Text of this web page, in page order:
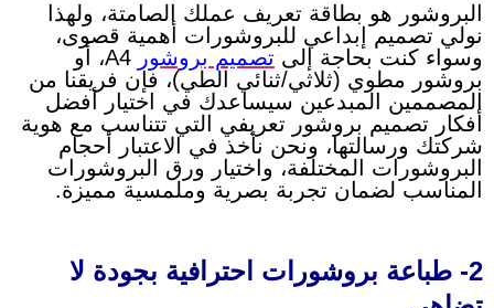
البروشور هو بطاقة تعريف عملك الصامتة، ولهذا
نولي تصميم إبداعي للبروشورات أهمية قصوى،
وسواء كنت بحاجة إلى تصميم بروشور
A4، أو
بروشور مطوي (ثلاثي/ثنائي الطي)، فإن فريقنا من
المصممين المبدعين سيساعدك في اختيار أفضل
أفكار تصميم بروشور تعريفي التي تتناسب مع هوية
شركتك ورسالتها، ونحن نأخذ في الاعتبار أحجام
البروشورات المختلفة، واختيار ورق البروشورات
المناسب لضمان تجربة بصرية وملمسية مميزة.
2- طباعة بروشورات احترافية بجودة لا